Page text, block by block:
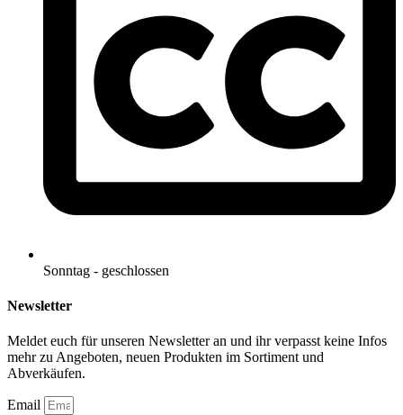
Sonntag - geschlossen
Newsletter
Meldet euch für unseren Newsletter an und ihr verpasst keine Infos
mehr zu Angeboten, neuen Produkten im Sortiment und
Abverkäufen.
Email